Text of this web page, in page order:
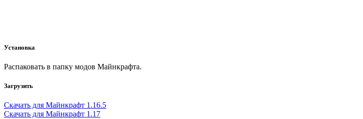
Установка
Распаковать в папку модов Майнкрафта.
Загрузить
Скачать для Майнкрафт 1.16.5
Скачать для Майнкрафт 1.17